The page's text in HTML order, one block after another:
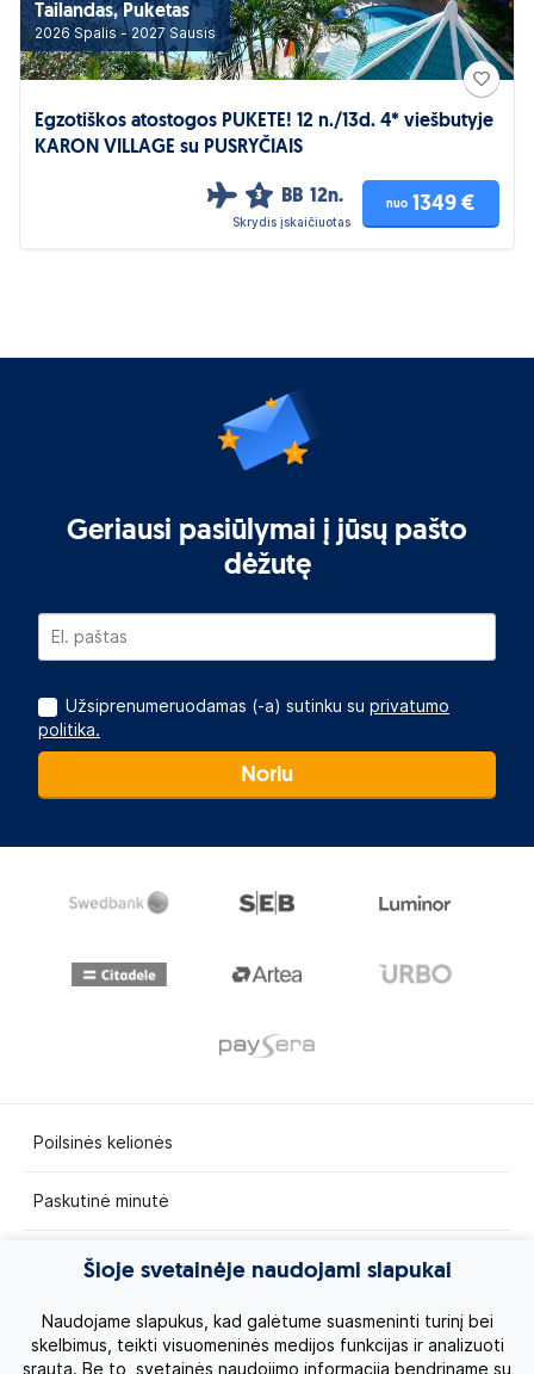
Tailandas, Puketas
2026 Spalis - 2027 Sausis
Egzotiškos atostogos PUKETE! 12 n./13d. 4* viešbutyje
KARON VILLAGE su PUSRYČIAIS
3 BB 12n.
Skrydis įskaičiuotas
nuo 1349 €
Geriausi pasiūlymai į jūsų pašto
dėžutę
Užsiprenumeruodamas (-a) sutinku su privatumo
politika.
Noriu
Poilsinės kelionės
Paskutinė minutė
Egzotinės kelionės
Kruizai
Šioje svetainėje naudojami slapukai
Naudojame slapukus, kad galėtume suasmeninti turinį bei
skelbimus, teikti visuomeninės medijos funkcijas ir analizuoti
srautą. Be to, svetainės naudojimo informaciją bendriname su